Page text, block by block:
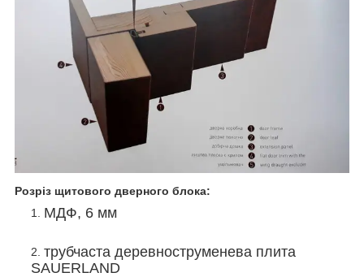
Розріз щитового дверного блока:
МДФ, 6 мм
трубчаста деревноструменева плита
SAUERLAND